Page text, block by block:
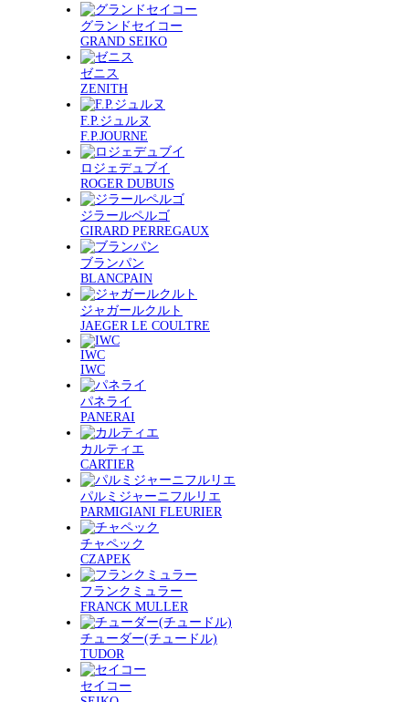
グランドセイコー
GRAND SEIKO
ゼニス
ZENITH
F.P.ジュルヌ
F.P.JOURNE
ロジェデュブイ
ROGER DUBUIS
ジラールペルゴ
GIRARD PERREGAUX
ブランパン
BLANCPAIN
ジャガールクルト
JAEGER LE COULTRE
IWC
IWC
パネライ
PANERAI
カルティエ
CARTIER
パルミジャーニフルリエ
PARMIGIANI FLEURIER
チャペック
CZAPEK
フランクミュラー
FRANCK MULLER
チューダー(チュードル)
TUDOR
セイコー